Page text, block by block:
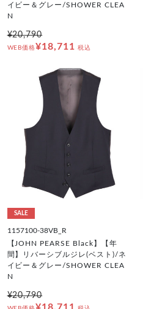
イビー＆グレー/SHOWER CLEA
N
¥20,790
WEB価格¥18,711 税込
SALE
1157100-38VB_R
【JOHN PEARSE Black】【年
間】リバーシブルジレ(ベスト)/ネ
イビー＆グレー/SHOWER CLEA
N
¥20,790